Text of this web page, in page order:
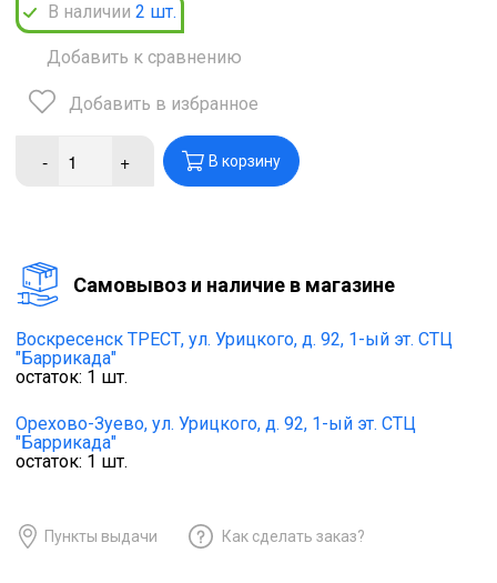
В наличии 2 шт.
Добавить к сравнению
Добавить в избранное
- + В корзину
Cамовывоз и наличие в магазине
Воскресенск ТРЕСТ, ул. Урицкого, д. 92, 1-ый эт. СТЦ
"Баррикада"
остаток: 1 шт.
Орехово-Зуево, ул. Урицкого, д. 92, 1-ый эт. СТЦ
"Баррикада"
остаток: 1 шт.
Пункты выдачи Как сделать заказ?